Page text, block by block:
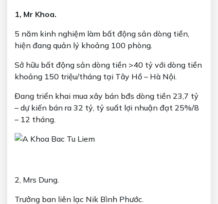
1, Mr Khoa.
5 năm kinh nghiệm làm bất động sản dòng tiền,
hiện đang quản lý khoảng 100 phòng.
Sở hữu bất động sản dòng tiền >40 tỷ với dòng tiền
khoảng 150 triệu/tháng tại Tây Hồ – Hà Nội.
Đang triển khai mua xây bán bđs dòng tiền 23,7 tỷ
– dự kiến bán ra 32 tỷ, tỷ suất lợi nhuận đạt 25%/8
– 12 tháng.
2, Mrs Dung.
Trưởng ban liên lạc Nik Bình Phước.